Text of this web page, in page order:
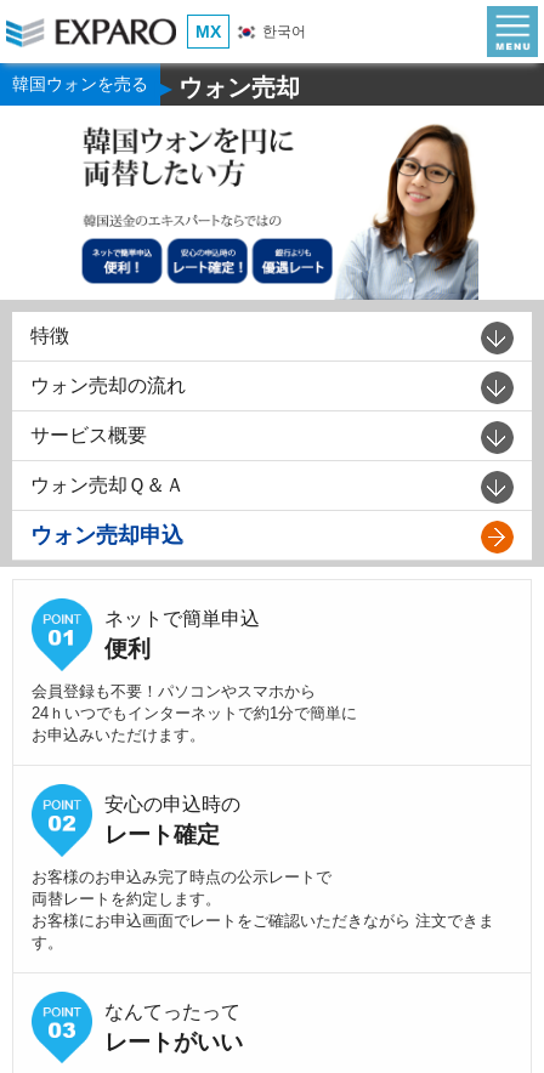
MX 한국어
韓国ウォンを売る ▶ウォン売却
特徴
ウォン売却の流れ
サービス概要
ウォン売却Ｑ＆Ａ
ウォン売却申込
ネットで簡単申込
便利
会員登録も不要！パソコンやスマホから
24ｈいつでもインターネットで約1分で簡単に
お申込みいただけます。
安心の申込時の
レート確定
お客様のお申込み完了時点の公示レートで
両替レートを約定します。
お客様にお申込画面でレートをご確認いただきながら 注文できま
す。
なんてったって
レートがいい